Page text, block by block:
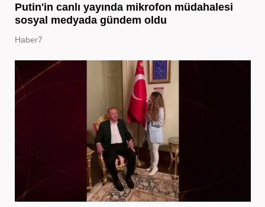
Putin'in canlı yayında mikrofon müdahalesi
sosyal medyada gündem oldu
Haber7